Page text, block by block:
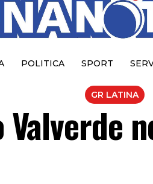
POLITICA SPORT
GR LATINA